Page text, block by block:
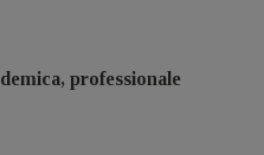
professionale